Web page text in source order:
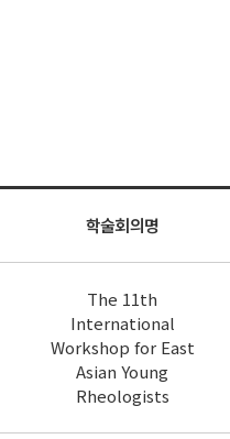
학술회의명
The 11th
International
Workshop for East
Asian Young
Rheologists